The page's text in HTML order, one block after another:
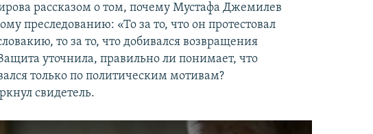
рассказом о том, почему Мустафа Джемилев
преследованию: «То за то, что он протестовал
то за то, что добивался возвращения
уточнила, правильно ли понимает, что
только по политическим мотивам?
свидетель.